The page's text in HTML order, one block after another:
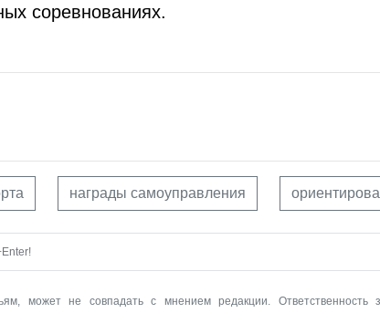
соревнованиях.
награды самоуправления
может не совпадать с мнением редакции. Ответственность